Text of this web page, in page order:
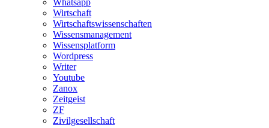
Whatsapp
Wirtschaft
Wirtschaftswissenschaften
Wissensmanagement
Wissensplatform
Wordpress
Writer
Youtube
Zanox
Zeitgeist
ZF
Zivilgesellschaft